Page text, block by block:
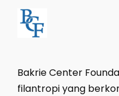
Bakrie Center
filantropi yang